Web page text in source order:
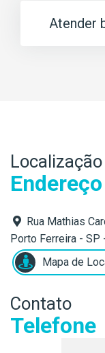
Atender
Localização
Endereço
Rua Mathias
Porto Ferreira - SP
Mapa de
Contato
Telefone